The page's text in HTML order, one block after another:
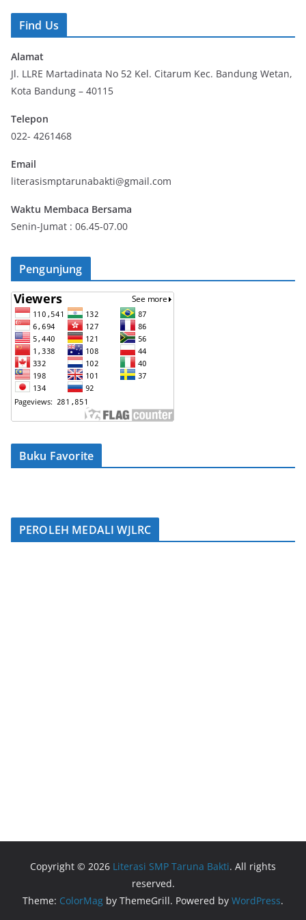
r
Find Us
Alamat
Jl. LLRE Martadinata No 52 Kel. Citarum Kec. Bandung Wetan,
Kota Bandung – 40115
Telepon
022- 4261468
Email
literasismptarunabakti@gmail.com
Waktu Membaca Bersama
Senin-Jumat : 06.45-07.00
Pengunjung
Buku Favorite
PEROLEH MEDALI WJLRC
Copyright © 2026 Literasi SMP Taruna Bakti. All rights
reserved.
Theme: ColorMag by ThemeGrill. Powered by WordPress.